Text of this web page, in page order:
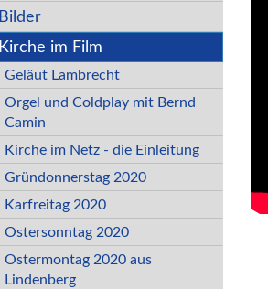
Bilder
Kirche im Film
Geläut Lambrecht
Orgel und Coldplay mit Bernd
Camin
Kirche im Netz - die Einleitung
Gründonnerstag 2020
Karfreitag 2020
Ostersonntag 2020
Ostermontag 2020 aus
Lindenberg